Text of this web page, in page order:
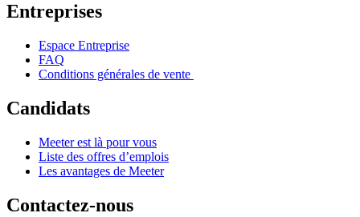
Entreprises
Espace Entreprise
FAQ
Conditions générales de vente
Candidats
Meeter est là pour vous
Liste des offres d’emplois
Les avantages de Meeter
Contactez-nous